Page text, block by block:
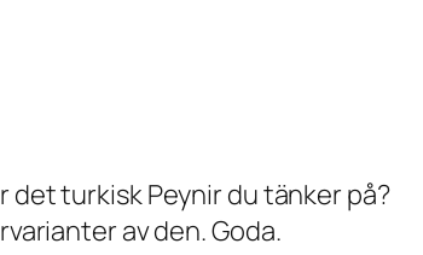
det turkisk Peynir du tänker på?
av den. Goda.